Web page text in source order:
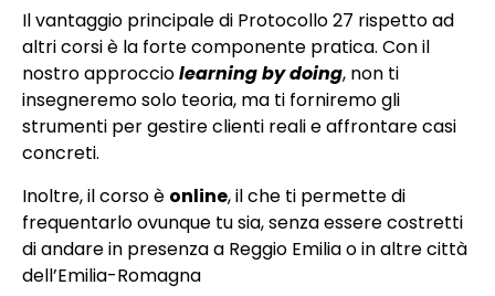
Il vantaggio principale di Protocollo 27 rispetto ad
altri corsi è la forte componente pratica. Con il
nostro approcciolearning by doing, non ti
insegneremo solo teoria, ma ti forniremo gli
strumenti per gestire clienti reali e affrontare casi
concreti.
Inoltre, il corso è online, il che ti permette di
frequentarlo ovunque tu sia, senza essere costretti
di andare in presenza a Reggio Emilia o in altre città
dell’Emilia-Romagna